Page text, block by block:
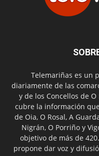
Telemariñas es un
diariamente de las
y de los Concellos de
cubre la información
de Oia, O Rosal, A
Nigrán, O Porriño y
objetivo de más de
propone dar voz y